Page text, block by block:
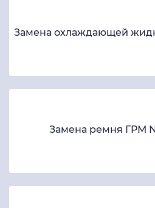
Замена охлаждающей
Замена ремня ГРМ